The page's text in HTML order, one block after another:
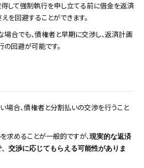
して強制執行を申し立てる前に借金を返済
を回避することができます。
場合でも、債権者と早期に交渉し、返済計画
回避が可能です。
場合、債権者と分割払いの交渉を行うこと
求めることが一般的ですが、現実的な返済
交渉に応じてもらえる可能性がありま